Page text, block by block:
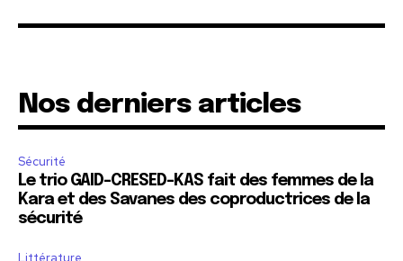
Nos derniers articles
Sécurité
Le trio GAID-CRESED-KAS fait des femmes de la
Kara et des Savanes des coproductrices de la
sécurité